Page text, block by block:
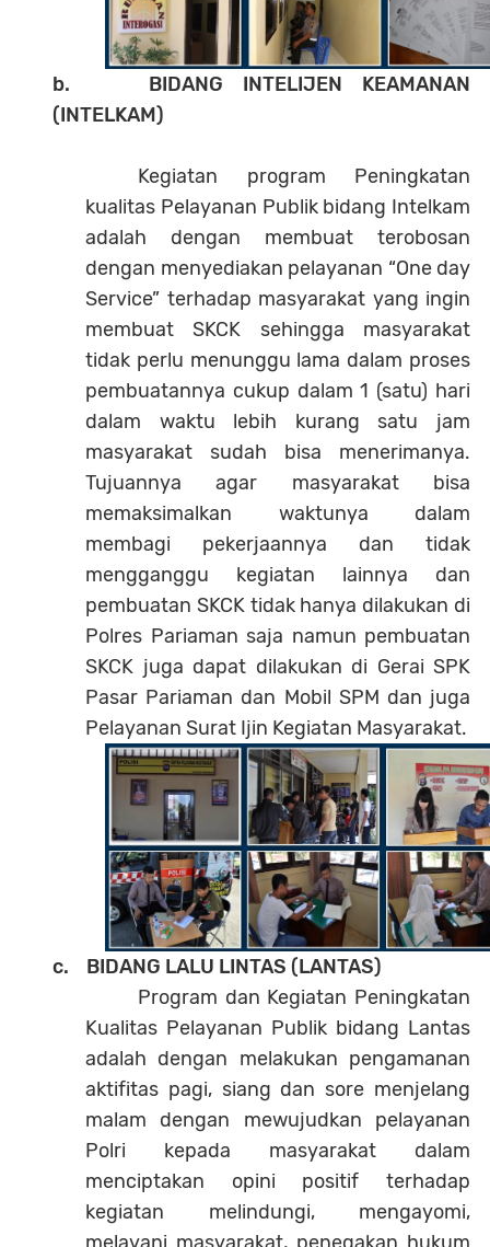
b. BIDANG INTELIJEN KEAMANAN
(INTELKAM)
Kegiatan program Peningkatan
kualitas Pelayanan Publik bidang Intelkam
adalah dengan membuat terobosan
dengan menyediakan pelayanan “One day
Service” terhadap masyarakat yang ingin
membuat SKCK sehingga masyarakat
tidak perlu menunggu lama dalam proses
pembuatannya cukup dalam 1 (satu) hari
dalam waktu lebih kurang satu jam
masyarakat sudah bisa menerimanya.
Tujuannya agar masyarakat bisa
memaksimalkan waktunya dalam
membagi pekerjaannya dan tidak
mengganggu kegiatan lainnya dan
pembuatan SKCK tidak hanya dilakukan di
Polres Pariaman saja namun pembuatan
SKCK juga dapat dilakukan di Gerai SPK
Pasar Pariaman dan Mobil SPM dan juga
Pelayanan Surat Ijin Kegiatan Masyarakat.
c. BIDANG LALU LINTAS (LANTAS)
Program dan Kegiatan Peningkatan
Kualitas Pelayanan Publik bidang Lantas
adalah dengan melakukan pengamanan
aktifitas pagi, siang dan sore menjelang
malam dengan mewujudkan pelayanan
Polri kepada masyarakat dalam
menciptakan opini positif terhadap
kegiatan melindungi, mengayomi,